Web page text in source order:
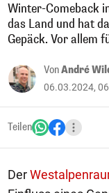
Winter-Comeback
das Land und hat
Gepäck. Vor allem
VonAndré
06.03.2024,
Teilen
Der